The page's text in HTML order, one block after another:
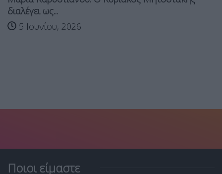
διαλέγει ως...
5 Ιουνίου, 2026
Ποιοι είμαστε